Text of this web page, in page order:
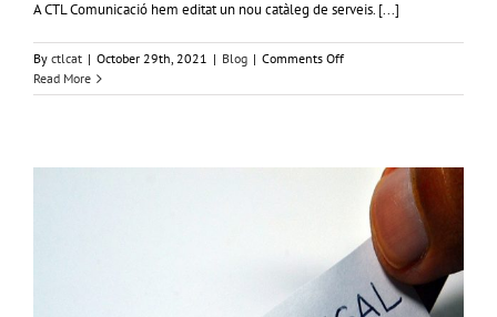
A CTL Comunicació hem editat un nou catàleg de serveis. [...]
By ctlcat | October 29th, 2021 | Blog | Comments Offon
presentem
serveis
Read More